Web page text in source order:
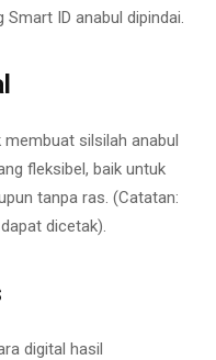
ID anabul dipindai.
silsilah anabul
fleksibel, baik untuk
tanpa ras. (Catatan:
dicetak).
digital hasil